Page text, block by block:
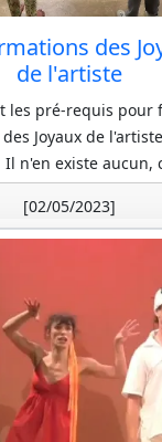
des
de l'artiste
les pré-requis pour
Joyaux de
n'en existe aucun,
à t...
[02/05/2023]